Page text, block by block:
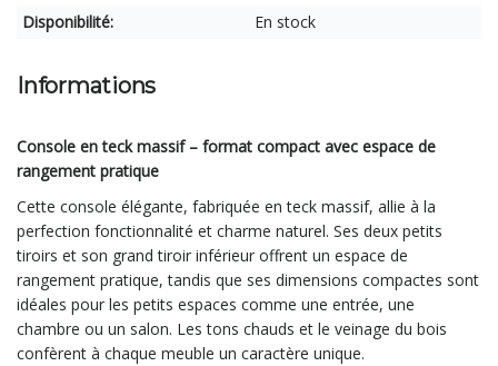
Disponibilité:
En stock
Informations
Console en teck massif – format compact avec espace de
rangement pratique
Cette console élégante, fabriquée en teck massif, allie à la
perfection fonctionnalité et charme naturel. Ses deux petits
tiroirs et son grand tiroir inférieur offrent un espace de
rangement pratique, tandis que ses dimensions compactes sont
idéales pour les petits espaces comme une entrée, une
chambre ou un salon. Les tons chauds et le veinage du bois
confèrent à chaque meuble un caractère unique.